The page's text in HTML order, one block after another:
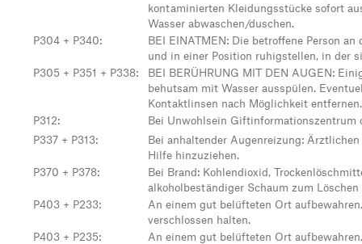
kontaminierten Kleidungsstücke sofort
Wasser abwaschen/duschen.
P304 + P340:
BEI EINATMEN: Die betroffene Person
und in einer Position ruhigstellen, in der
P305 + P351 + P338:
BEI BERÜHRUNG MIT DEN AUGEN:
behutsam mit Wasser ausspülen.
Kontaktlinsen nach Möglichkeit
P312:
Bei Unwohlsein Giftinformationszentrum
P337 + P313:
Bei anhaltender Augenreizung:
Hilfe hinzuziehen.
P370 + P378:
Bei Brand: Kohlendioxid,
alkoholbeständiger Schaum zum Löschen
P403 + P233:
An einem gut belüfteten Ort
verschlossen halten.
P403 + P235:
An einem gut belüfteten Ort